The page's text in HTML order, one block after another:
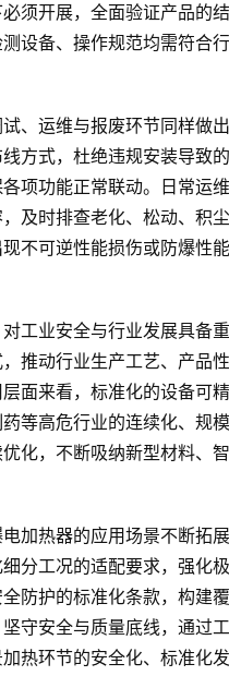
须开展，全面验证产品的
设备、操作规范均需符合
、运维与报废环节同样做
方式，杜绝违规安装导致
项功能正常联动。日常运
及时排查老化、松动、积
不可逆性能损伤或防爆性
工业安全与行业发展具备
推动行业生产工艺、产品
面来看，标准化的设备可
等高危行业的连续化、规
化，不断吸纳新型材料、
加热器的应用场景不断拓
分工况的适配要求，强化
防护的标准化条款，构建
守安全与质量底线，通过
热环节的安全化、标准化发